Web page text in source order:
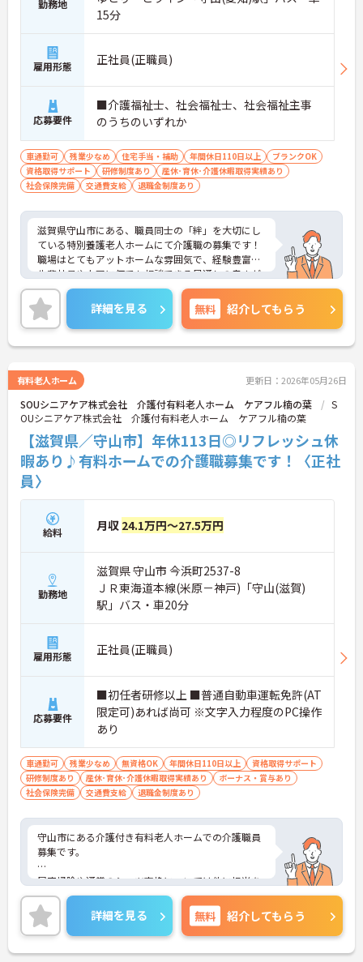
勤務地
15分
雇用形態 正社員(正職員)
応募要件
■介護福祉士、社会福祉士、社会福祉主事
のうちのいずれか
車通勤可 残業少なめ 住宅手当・補助 年間休日110日以上
ブランクOK
資格取得サポート
研修制度あり
産休･育休･介護休暇取得実績あり
社会保険完備
交通費支給 退職金制度あり
滋賀県守山市にある、職員同士の「絆」を大切にし
ている特別養護老人ホームにて介護職の募集です！
職場はとてもアットホームな雰囲気で、経験豊富な
先輩社員や上司に何でも相談できる風通しの良さが
魅力的◎
スタッフ間の連携が取れており、チームワークも抜
群です☆
毎年職員親睦の為、日帰り旅行や食事会などを実
施！グループ間での職員の交流も行い、人間関係も
ご興味がある方は是非一度マイナビまでお問合せく
ださい！！
詳細を見る 無料 紹介してもらう
有料老人ホーム 更新日：2026年05月26日
SOUシニアケア株式会社 介護付有料老人ホーム ケアフル楠の葉
S
OUシニアケア株式会社 介護付有料老人ホーム ケアフル楠の葉
【滋賀県／守山市】年休113日◎リフレッシュ休
暇あり♪有料ホームでの介護職募集です！〈正社
員〉
給料 月収 24.1万円～27.5万円
勤務地
滋賀県 守山市 今浜町2537-8
ＪＲ東海道本線(米原－神戸)「守山(滋賀)
駅」バス・車20分
雇用形態 正社員(正職員)
応募要件
■初任者研修以上 ■普通自動車運転免許(AT
限定可)あれば尚可 ※文字入力程度のPC操作
あり
車通勤可 残業少なめ 無資格OK 年間休日110日以上
資格取得サポート
研修制度あり
産休･育休･介護休暇取得実績あり
ボーナス・賞与あり
社会保険完備
交通費支給 退職金制度あり
守山市にある介護付き有料老人ホームでの介護職員
募集です。
居室掃除や通常のシーツ交換については他に担当を
設け、介護職は身体介助に専念できるよう環境改善
をしている施設です。また、スキルアップや資格取
得を目指している職員に対しては、短時間の勉強会
や外部研修を行うなど、年間で研修計画をたててく
ださる法人です。
詳細を見る 無料 紹介してもらう